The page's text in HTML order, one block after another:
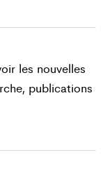
les nouvelles
publications